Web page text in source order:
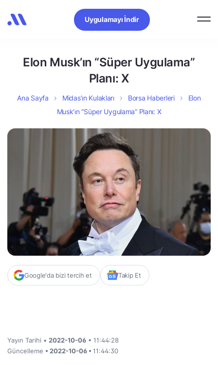
Uygulamayı İndir
Elon Musk’ın “Süper Uygulama”
Planı: X
Ana Sayfa Midas’ın Kulakları Borsa Haberleri
Elon
Musk’ın “Süper Uygulama” Planı: X
Google'da bizi tercih et Takip Et
Yayın Tarihi • 2022-10-06 • 11:44:28
Güncelleme • 2022-10-06 • 11:44:30